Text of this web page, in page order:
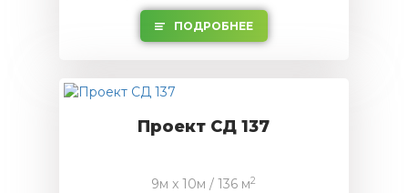
ПОДРОБНЕЕ
Проект СД 137
9м x 10м / 136 м2